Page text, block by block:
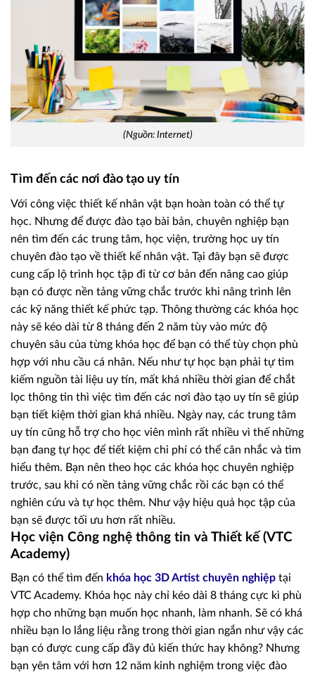
(Nguồn: Internet)
Tìm đến các nơi đào tạo uy tín
Với công việc thiết kế nhân vật bạn hoàn toàn có thể tự
học. Nhưng để được đào tạo bài bản, chuyên nghiệp bạn
nên tìm đến các trung tâm, học viện, trường học uy tín
chuyên đào tạo về thiết kế nhân vật. Tại đây bạn sẽ được
cung cấp lộ trình học tập đi từ cơ bản đến nâng cao giúp
bạn có được nền tảng vững chắc trước khi nâng trình lên
các kỹ năng thiết kế phức tạp. Thông thường các khóa học
này sẽ kéo dài từ 8 tháng đến 2 năm tùy vào mức độ
chuyên sâu của từng khóa học để bạn có thể tùy chọn phù
hợp với nhu cầu cá nhân. Nếu như tự học bạn phải tự tìm
kiếm nguồn tài liệu uy tín, mất khá nhiều thời gian để chắt
lọc thông tin thì việc tìm đến các nơi đào tạo uy tín sẽ giúp
bạn tiết kiệm thời gian khá nhiều. Ngày nay, các trung tâm
uy tín cũng hỗ trợ cho học viên mình rất nhiều vì thế những
bạn đang tự học để tiết kiệm chi phí có thể cân nhắc và tìm
hiểu thêm. Bạn nên theo học các khóa học chuyên nghiệp
trước, sau khi có nền tảng vững chắc rồi các bạn có thể
nghiên cứu và tự học thêm. Như vậy hiệu quả học tập của
bạn sẽ được tối ưu hơn rất nhiều.
Học viện Công nghệ thông tin và Thiết kế (VTC
Academy)
Bạn có thể tìm đến khóa học 3D Artist chuyên nghiệp tại
VTC Academy. Khóa học này chỉ kéo dài 8 tháng cực kì phù
hợp cho những bạn muốn học nhanh, làm nhanh. Sẽ có khá
nhiều bạn lo lắng liệu rằng trong thời gian ngắn như vậy các
bạn có được cung cấp đầy đủ kiến thức hay không? Nhưng
bạn yên tâm với hơn 12 năm kinh nghiệm trong việc đào